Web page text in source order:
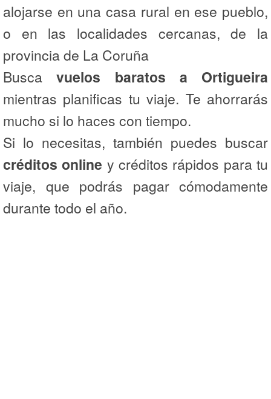
alojarse en una casa rural en ese pueblo,
o en las localidades cercanas, de la
provincia de La Coruña
Buscavuelos baratos a Ortigueira
mientras planificas tu viaje. Te ahorrarás
mucho si lo haces con tiempo.
Si lo necesitas, también puedes buscar
créditos online y créditos rápidos para tu
viaje, que podrás pagar cómodamente
durante todo el año.